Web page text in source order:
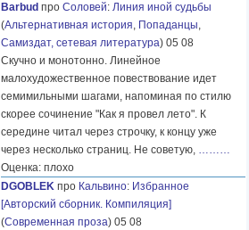
Barbud про Соловей: Линия иной судьбы
(Альтернативная история, Попаданцы,
Самиздат, сетевая литература) 05 08
Скучно и монотонно. Линейное
малохудожественное повествование идет
семимильными шагами, напоминая по стилю
скорее сочинение "Как я провел лето". К
середине читал через строчку, к концу уже
через несколько страниц. Не советую, ………
Оценка: плохо
DGOBLEK про Кальвино: Избранное
[Авторский сборник. Компиляция]
(Современная проза) 05 08